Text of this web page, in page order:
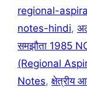
regional-
notes-hindi,
समझौता 1985
(Regional
Notes, क्षेत्रीय